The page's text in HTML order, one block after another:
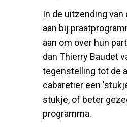
In de uitzending
aan bij
aan om over hun
dan Thierry Baudet
tegenstelling tot de
cabaretier een
stukje, of beter
programma.